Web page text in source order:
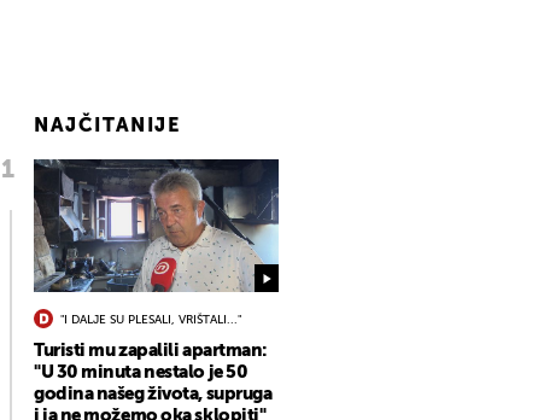
NAJČITANIJE
"I DALJE SU PLESALI, VRIŠTALI..."
Turisti mu zapalili apartman:
"U 30 minuta nestalo je 50
godina našeg života, supruga
i ja ne možemo oka sklopiti"